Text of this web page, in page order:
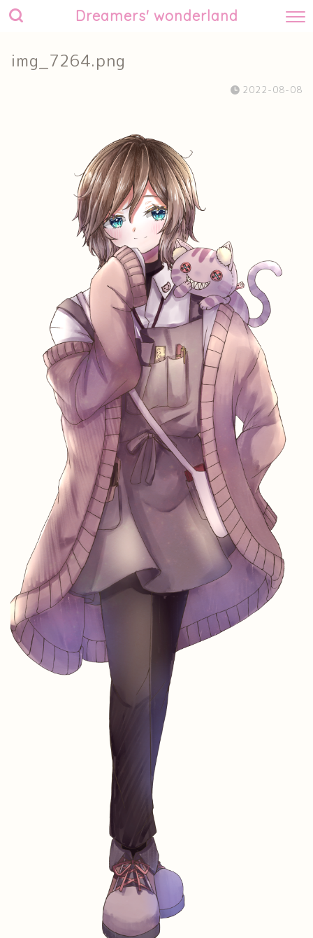
Dreamers' wonderland
img_7264.png
2022-08-08